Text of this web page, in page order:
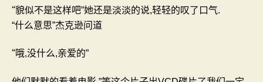
“貌似不是这样吧”她还是淡淡的说,轻轻的叹了口气.
“什么意思”杰克逊问道
“哦,没什么,亲爱的”